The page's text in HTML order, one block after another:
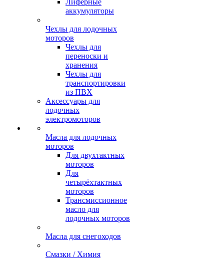
Лиферные
аккумуляторы
Чехлы для лодочных
моторов
Чехлы для
переноски и
хранения
Чехлы для
транспортировки
из ПВХ
Аксессуары для
лодочных
электромоторов
Масла для лодочных
моторов
Для двухтактных
моторов
Для
четырёхтактных
моторов
Трансмиссионное
масло для
лодочных моторов
Масла для снегоходов
Смазки / Химия